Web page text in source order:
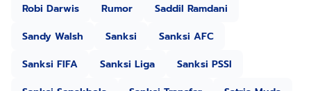
Robi Darwis
Rumor
Saddil Ramdani
Sandy Walsh
Sanksi
Sanksi AFC
Sanksi FIFA
Sanksi Liga
Sanksi PSSI